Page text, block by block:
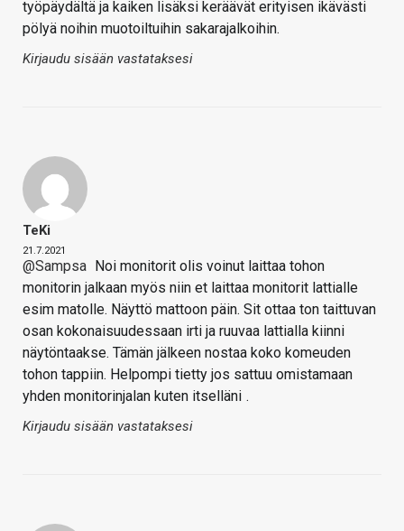
työpäydältä ja kaiken lisäksi keräävät erityisen ikävästi
pölyä noihin muotoiltuihin sakarajalkoihin.
Kirjaudu sisään vastataksesi
TeKi
21.7.2021
@Sampsa Noi monitorit olis voinut laittaa tohon
monitorin jalkaan myös niin et laittaa monitorit lattialle
esim matolle. Näyttö mattoon päin. Sit ottaa ton taittuvan
osan kokonaisuudessaan irti ja ruuvaa lattialla kiinni
näytöntaakse. Tämän jälkeen nostaa koko komeuden
tohon tappiin. Helpompi tietty jos sattuu omistamaan
yhden monitorinjalan kuten itselläni .
Kirjaudu sisään vastataksesi